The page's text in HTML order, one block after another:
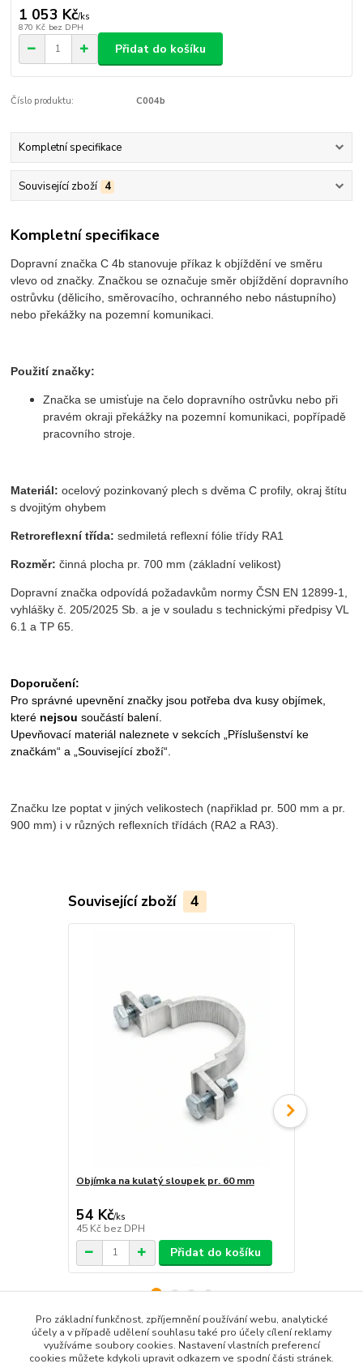
1 053 Kč/ks
870 Kč bez DPH
Přidat do košíku
Číslo produktu: C004b
Kompletní specifikace
Související zboží 4
Kompletní specifikace
Dopravní značka C 4b stanovuje příkaz k objíždění ve směru
vlevo od značky. Značkou se označuje směr objíždění dopravního
ostrůvku (dělicího, směrovacího, ochranného nebo nástupního)
nebo překážky na pozemní komunikaci.
Použití značky:
Značka se umisťuje na čelo dopravního ostrůvku nebo při
pravém okraji překážky na pozemní komunikaci, popřípadě
pracovního stroje.
Materiál: ocelový pozinkovaný plech s dvěma C profily, okraj štítu
s dvojitým ohybem
Retroreflexní třída: sedmiletá reflexní fólie třídy RA1
Rozměr: činná plocha pr. 700 mm (základní velikost)
Dopravní značka odpovídá požadavkům normy ČSN EN 12899-1,
vyhlášky č. 205/2025 Sb. a je v souladu s technickými předpisy VL
6.1 a TP 65.
Doporučení:
Pro správné upevnění značky jsou potřeba dva kusy objímek,
které nejsou součástí balení.
Upevňovací materiál naleznete v sekcích „Příslušenství ke
značkám“ a „Související zboží“.
Značku lze poptat v jiných velikostech (napřiklad pr. 500 mm a pr.
900 mm) i v různých reflexních třídách (RA2 a RA3).
Související zboží 4
Objímka na kulatý sloupek pr. 60 mm
54 Kč/ks
45 Kč bez DPH
Přidat do košíku
Zboží zařazeno v kategoriích
Pro základní funkčnost, zpříjemnění používání webu, analytické
účely a v případě udělení souhlasu také pro účely cílení reklamy
využíváme soubory cookies. Nastavení vlastních preferencí
cookies můžete kdykoli upravit odkazem ve spodní části stránek.